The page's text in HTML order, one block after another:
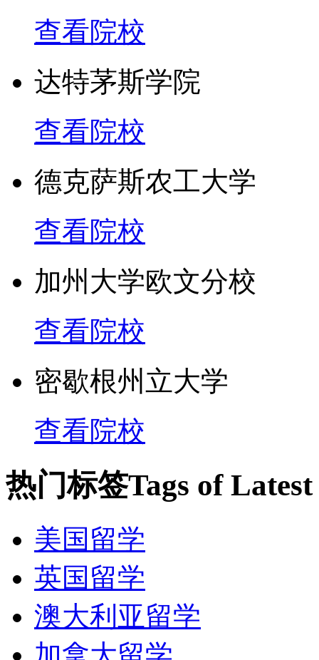
种细胞结构；化学家拉
过程理论；物理学家默
亚原子粒子的理论知识
品有《大街》、《巴比
尔默·甘特里》等；微生
非神经组织的培养物上
家欧内斯特·劳伦斯，
回旋加速器；生理学家
导管技术；遗传学家乔
传物质的组织和重组机
营养要求方式；物理学
量子电动力学更为准确
对黄热病的成功研究；
核糖酸能对细胞的化学
耶鲁大学是世界上最早
一，拥有众多一流的人
查看院校
达特茅斯学院
查看院校
德克萨斯农工大学
查看院校
加州大学欧文分校
查看院校
密歇根州立大学
查看院校
热门标签Tags of Latest
美国留学
英国留学
澳大利亚留学